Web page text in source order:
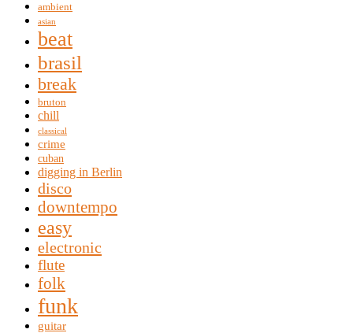
ambient
asian
beat
brasil
break
bruton
chill
classical
crime
cuban
digging in Berlin
disco
downtempo
easy
electronic
flute
folk
funk
guitar